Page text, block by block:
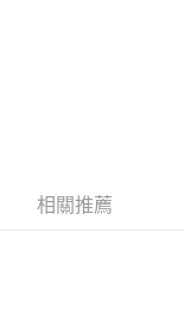
相關推薦